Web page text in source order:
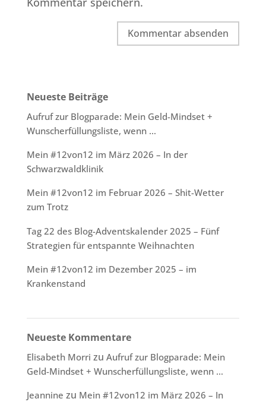
Neueste Beiträge
Aufruf zur Blogparade: Mein Geld-Mindset +
Wunscherfüllungsliste, wenn …
Mein #12von12 im März 2026 – In der
Schwarzwaldklinik
Mein #12von12 im Februar 2026 – Shit-Wetter
zum Trotz
Tag 22 des Blog-Adventskalender 2025 – Fünf
Strategien für entspannte Weihnachten
Mein #12von12 im Dezember 2025 – im
Krankenstand
Neueste Kommentare
Elisabeth Morri zu Aufruf zur Blogparade: Mein
Geld-Mindset + Wunscherfüllungsliste, wenn …
Jeannine zu Mein #12von12 im März 2026 – In